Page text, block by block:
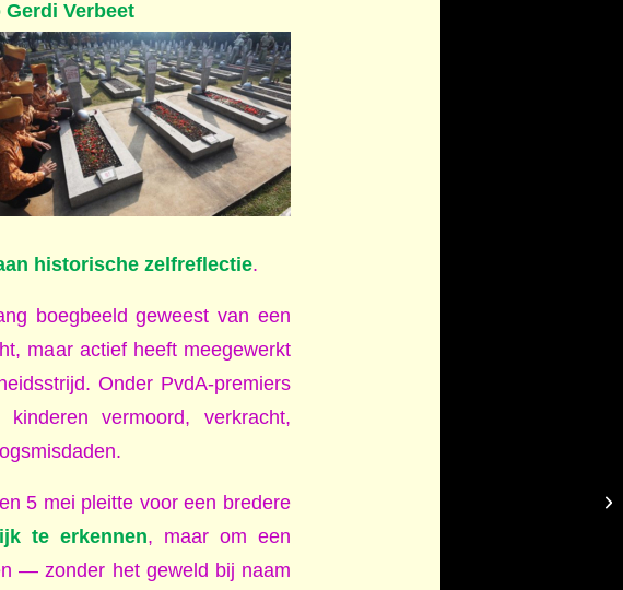
Verbeet
historische zelfreflectie.
boegbeeld geweest van een
maar actief heeft meegewerkt
Onder PvdA-premiers
vermoord, verkracht,
5 mei pleitte voor een bredere
te erkennen, maar om een
— zonder het geweld bij naam